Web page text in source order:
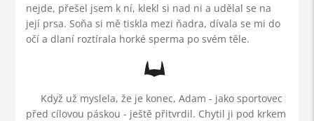
nejde, přešel jsem k ní, klekl si nad ni a udělal se na
její prsa. Soňa si mě tiskla mezi ňadra, dívala se mi do
očí a dlaní roztírala horké sperma po svém těle.
Když už myslela, že je konec, Adam - jako sportovec
před cílovou páskou - ještě přitvrdil. Chytil ji pod krkem